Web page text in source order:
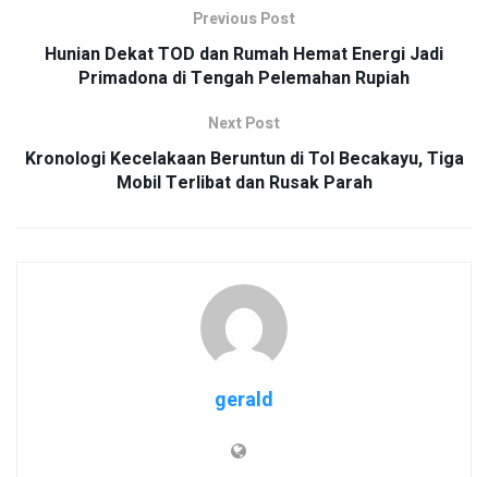
Previous Post
Hunian Dekat TOD dan Rumah Hemat Energi Jadi
Primadona di Tengah Pelemahan Rupiah
Next Post
Kronologi Kecelakaan Beruntun di Tol Becakayu, Tiga
Mobil Terlibat dan Rusak Parah
gerald